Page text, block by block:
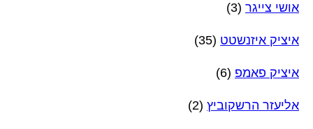
אושי צייגר (3)
איציק איזנשטט (35)
איציק פאמפ (6)
אליעזר הרשקוביץ (2)